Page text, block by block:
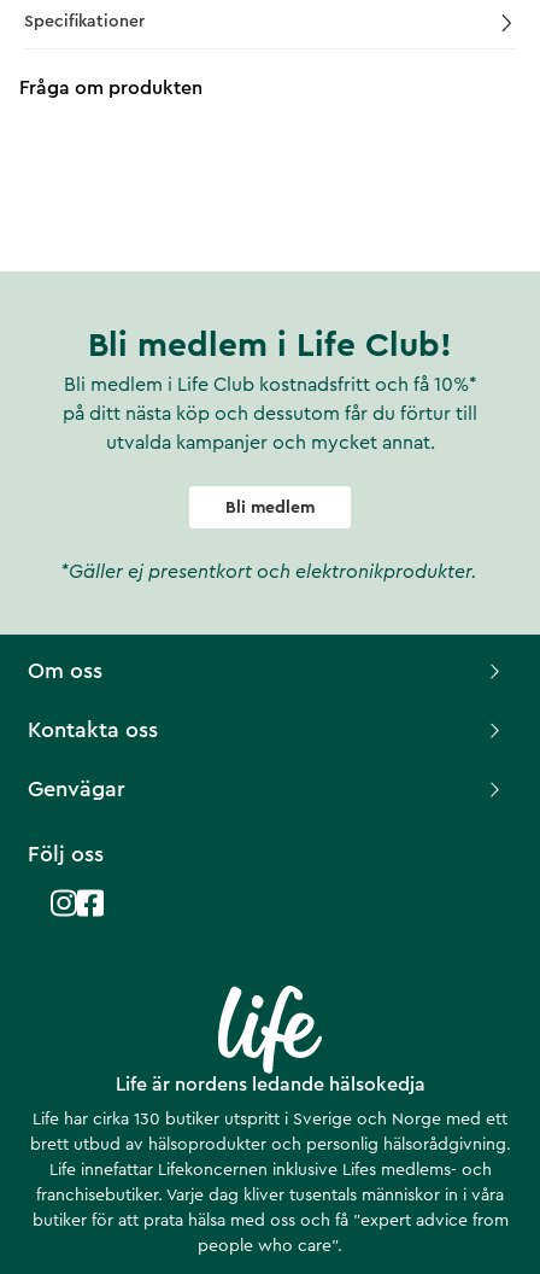
Specifikationer
Fråga om produkten
Bli medlem i Life Club!
Bli medlem i Life Club kostnadsfritt och få 10%*
på ditt nästa köp och dessutom får du förtur till
utvalda kampanjer och mycket annat.
Bli medlem
*Gäller ej presentkort och elektronikprodukter.
Life är nordens ledande hälsokedja
Life har cirka 130 butiker utspritt i Sverige och Norge med ett
brett utbud av hälsoprodukter och personlig hälsorådgivning.
Life innefattar Lifekoncernen inklusive Lifes medlems- och
franchisebutiker. Varje dag kliver tusentals människor in i våra
butiker för att prata hälsa med oss och få ”expert advice from
people who care”.
Om oss
Kontakta oss
Genvägar
Följ oss